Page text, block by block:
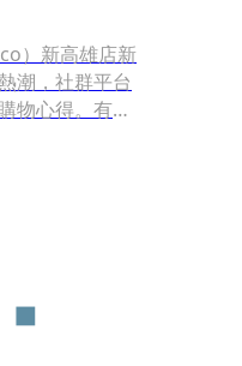
）新高雄店新
潮，社群平台
物心得。有網
了，貧窮真是